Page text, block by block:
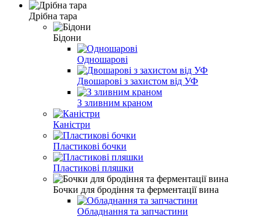
Дрібна тара
Бідони
Одношарові
Двошарові з захистом від УФ
З зливним краном
Каністри
Пластикові бочки
Пластикові пляшки
Бочки для бродіння та ферментації вина
Обладнання та запчастини